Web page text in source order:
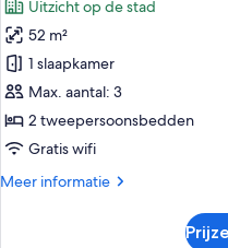
op
de
stad
Premium
kamer,
niet-
roken,
uitzicht
op
stad
Uitzicht op de stad
52 m²
1 slaapkamer
Max. aantal: 3
2 tweepersoonsbedden
Gratis wifi
Meer informatie
Meer